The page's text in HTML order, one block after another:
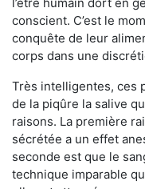
conscient. C’est le
conquête de leur
corps dans une
Très intelligentes, ces
de la piqûre la salive
raisons. La première
sécrétée a un effet
seconde est que le
technique imparable